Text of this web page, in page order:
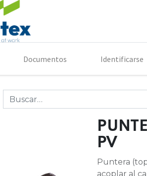
Documentos Identificarse
PV
Puntera
acoplar al